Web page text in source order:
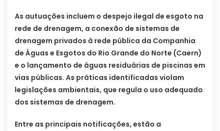
As autuações incluem o despejo ilegal de esgoto na
rede de drenagem, a conexão de sistemas de
drenagem privados à rede pública da Companhia
de Águas e Esgotos do Rio Grande do Norte (Caern)
e o lançamento de águas residuárias de piscinas em
vias públicas. As práticas identificadas violam
legislações ambientais, que regula o uso adequado
dos sistemas de drenagem.
Entre as principais notificações, estão a